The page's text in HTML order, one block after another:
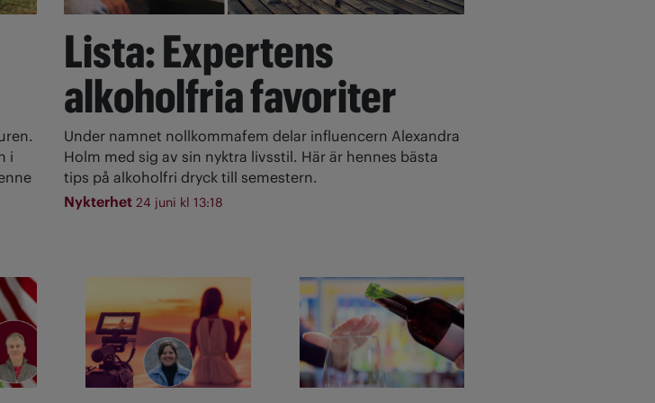
i
Lista: Expertens
alkoholfria favoriter
Under namnet nollkommafem delar influencern Alexandra
Holm med sig av sin nyktra livsstil. Här är hennes bästa
tips på alkoholfri dryck till semestern.
Nykterhet 24 juni kl 13:18